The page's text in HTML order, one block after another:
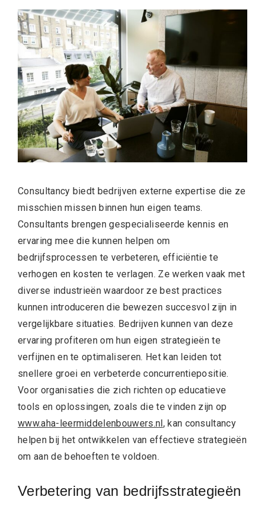
Consultancy biedt bedrijven externe expertise die ze
misschien missen binnen hun eigen teams.
Consultants brengen gespecialiseerde kennis en
ervaring mee die kunnen helpen om
bedrijfsprocessen te verbeteren, efficiëntie te
verhogen en kosten te verlagen. Ze werken vaak met
diverse industrieën waardoor ze best practices
kunnen introduceren die bewezen succesvol zijn in
vergelijkbare situaties. Bedrijven kunnen van deze
ervaring profiteren om hun eigen strategieën te
verfijnen en te optimaliseren. Het kan leiden tot
snellere groei en verbeterde concurrentiepositie.
Voor organisaties die zich richten op educatieve
tools en oplossingen, zoals die te vinden zijn op
www.aha-leermiddelenbouwers.nl , kan consultancy
helpen bij het ontwikkelen van effectieve strategieën
om aan de behoeften te voldoen.
Verbetering van bedrijfsstrategieën